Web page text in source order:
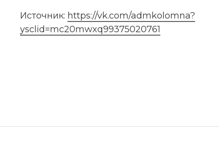
Источник: https://vk.com/admkolomna?
ysclid=mc20mwxq99375020761